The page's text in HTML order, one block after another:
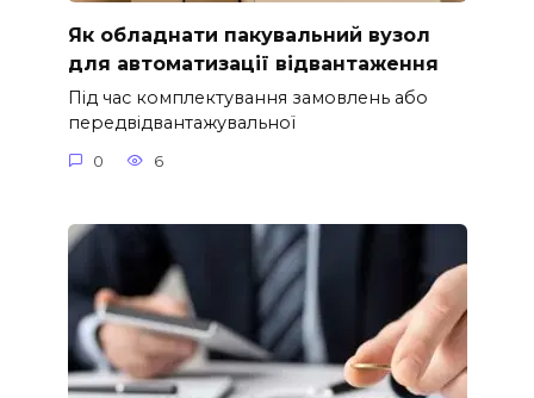
Як обладнати пакувальний вузол
для автоматизації відвантаження
Під час комплектування замовлень або
передвідвантажувальної
0 6